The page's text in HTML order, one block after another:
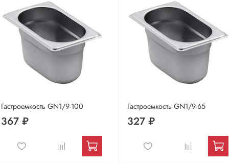
Гастроемкость GN1/9-100
367 ₽
Гастроемкость GN1/9-65
327 ₽